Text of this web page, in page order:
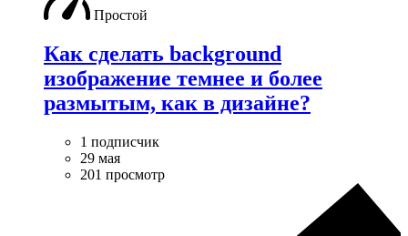
Простой
Как сделать background
изображение темнее и более
размытым, как в дизайне?
1 подписчик
29 мая
201 просмотр